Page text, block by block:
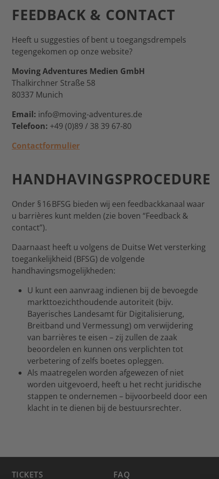
FEEDBACK & CONTACT
Heeft u suggesties of bent u toegangsdrempels
tegengekomen op onze website?
Moving Adventures Medien GmbH
Thalkirchner Straße 58
80337 Munich
Email: info@moving-adventures.de
Telefoon: +49 (0)89 / 38 39 67-80
Contactformulier
HANDHAVINGSPROCEDURE
Onder § 16 BFSG bieden wij een feedbackkanaal waar
u barrières kunt melden (zie boven “Feedback &
contact”).
Daarnaast heeft u volgens de Duitse Wet versterking
toegankelijkheid (BFSG) de volgende
handhavingsmogelijkheden:
U kunt een aanvraag indienen bij de bevoegde
markttoezichthoudende autoriteit (bijv.
Bayerisches Landesamt für Digitalisierung,
Breitband und Vermessung) om verwijdering
van barrières te eisen – zij zullen de zaak
beoordelen en kunnen ons verplichten tot
verbetering of zelfs boetes opleggen.
Als maatregelen worden afgewezen of niet
worden uitgevoerd, heeft u het recht juridische
stappen te ondernemen – bijvoorbeeld door een
klacht in te dienen bij de bestuursrechter.
TICKETS FAQ